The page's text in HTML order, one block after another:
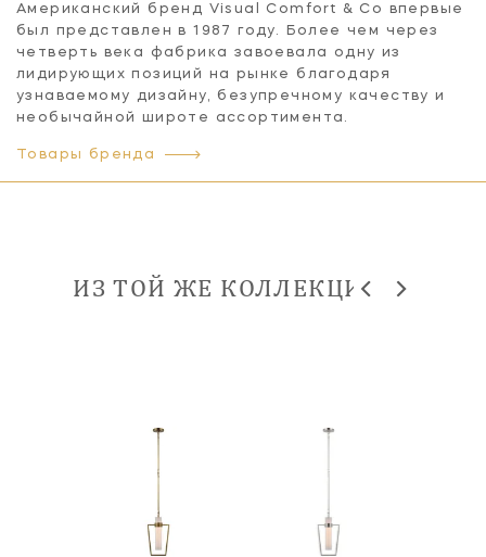
Американский бренд Visual Comfort & Co впервые
был представлен в 1987 году. Более чем через
четверть века фабрика завоевала одну из
лидирующих позиций на рынке благодаря
узнаваемому дизайну, безупречному качеству и
необычайной широте ассортимента.
Товары бренда
ИЗ ТОЙ ЖЕ КОЛЛЕКЦИИ